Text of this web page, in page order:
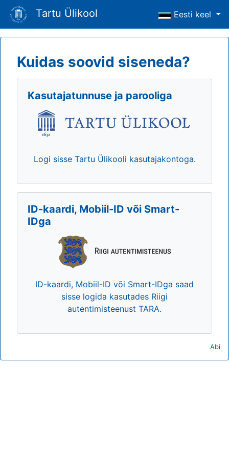
Tartu Ülikool Eesti keel
Kuidas soovid siseneda?
Kasutajatunnuse ja parooliga
Logi sisse Tartu Ülikooli kasutajakontoga.
ID-kaardi, Mobiil-ID või Smart-
IDga
ID-kaardi, Mobiil-ID või Smart-IDga saad
sisse logida kasutades Riigi
autentimisteenust TARA.
Abi